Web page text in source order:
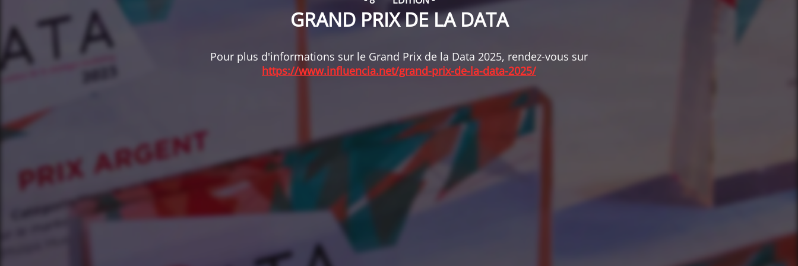
GRAND PRIX DE LA DATA
Pour plus d'informations sur le Grand Prix de la Data 2025, rendez-vous sur
https://www.influencia.net/grand-prix-de-la-data-2025/